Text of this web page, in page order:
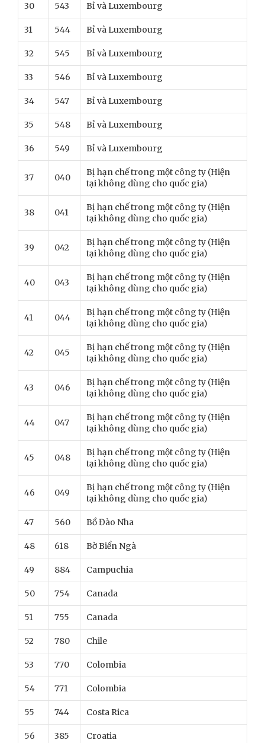
30 543 Bỉ và Luxembourg
31 544 Bỉ và Luxembourg
32 545 Bỉ và Luxembourg
33 546 Bỉ và Luxembourg
34 547 Bỉ và Luxembourg
35 548 Bỉ và Luxembourg
36 549 Bỉ và Luxembourg
37 040
Bị hạn chế trong một công ty (Hiện
tại không dùng cho quốc gia)
38 041
Bị hạn chế trong một công ty (Hiện
tại không dùng cho quốc gia)
39 042
Bị hạn chế trong một công ty (Hiện
tại không dùng cho quốc gia)
40 043
Bị hạn chế trong một công ty (Hiện
tại không dùng cho quốc gia)
41 044
Bị hạn chế trong một công ty (Hiện
tại không dùng cho quốc gia)
42 045
Bị hạn chế trong một công ty (Hiện
tại không dùng cho quốc gia)
43 046
Bị hạn chế trong một công ty (Hiện
tại không dùng cho quốc gia)
44 047
Bị hạn chế trong một công ty (Hiện
tại không dùng cho quốc gia)
45 048
Bị hạn chế trong một công ty (Hiện
tại không dùng cho quốc gia)
46 049
Bị hạn chế trong một công ty (Hiện
tại không dùng cho quốc gia)
47 560 Bồ Đào Nha
48 618 Bờ Biển Ngà
49 884 Campuchia
50 754 Canada
51 755 Canada
52 780 Chile
53 770 Colombia
54 771 Colombia
55 744 Costa Rica
56 385 Croatia